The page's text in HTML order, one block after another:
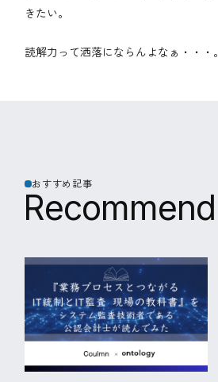
きたい。
読解力って洒落にならんよなぁ・・・。
おすすめ記事
Recommend